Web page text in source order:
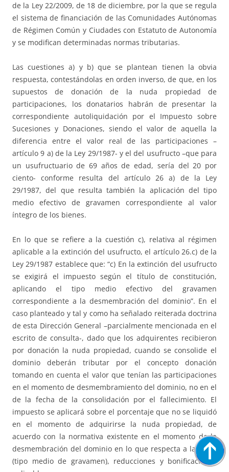
de la Ley 22/2009, de 18 de diciembre, por la que se regula
el sistema de financiación de las Comunidades Autónomas
de Régimen Común y Ciudades con Estatuto de Autonomía
y se modifican determinadas normas tributarias.
Las cuestiones a) y b) que se plantean tienen la obvia
respuesta, contestándolas en orden inverso, de que, en los
supuestos de donación de la nuda propiedad de
participaciones, los donatarios habrán de presentar la
correspondiente autoliquidación por el Impuesto sobre
Sucesiones y Donaciones, siendo el valor de aquella la
diferencia entre el valor real de las participaciones –
artículo 9 a) de la Ley 29/1987- y el del usufructo –que para
un usufructuario de 69 años de edad, sería del 20 por
ciento- conforme resulta del artículo 26 a) de la Ley
29/1987, del que resulta también la aplicación del tipo
medio efectivo de gravamen correspondiente al valor
íntegro de los bienes.
En lo que se refiere a la cuestión c), relativa al régimen
aplicable a la extinción del usufructo, el artículo 26.c) de la
Ley 29/1987 establece que: “c) En la extinción del usufructo
se exigirá el impuesto según el título de constitución,
aplicando el tipo medio efectivo del gravamen
correspondiente a la desmembración del dominio”. En el
caso planteado y tal y como ha señalado reiterada doctrina
de esta Dirección General –parcialmente mencionada en el
escrito de consulta-, dado que los adquirentes recibieron
por donación la nuda propiedad, cuando se consolide el
dominio deberán tributar por el concepto donación
tomando en cuenta el valor que tenían las participaciones
en el momento de desmembramiento del dominio, no en el
de la fecha de la consolidación por el fallecimiento. El
impuesto se aplicará sobre el porcentaje que no se liquidó
en el momento de adquirirse la nuda propiedad, de
acuerdo con la normativa existente en el momento de la
desmembración del dominio en lo que respecta a la tarifa
(tipo medio de gravamen), reducciones y bonificaciones